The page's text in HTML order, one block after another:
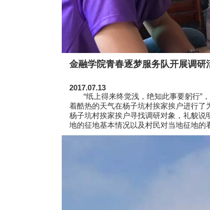
金融学院青春逐梦服务队开展调研
2017.07.13
“纸上得来终觉浅，绝知此事要躬行”，
着酷热的天气在杨子坑村挨家挨户进行
杨子坑村挨家挨户寻找调研对象，礼貌
地的征地基本情况以及村民对当地征地的